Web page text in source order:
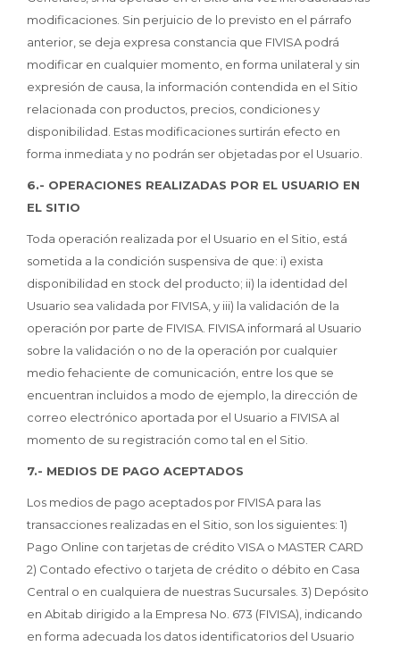
modificaciones. Sin perjuicio de lo previsto en el párrafo
anterior, se deja expresa constancia que FIVISA podrá
modificar en cualquier momento, en forma unilateral y sin
expresión de causa, la información contendida en el Sitio
relacionada con productos, precios, condiciones y
disponibilidad. Estas modificaciones surtirán efecto en
forma inmediata y no podrán ser objetadas por el Usuario.
6.- OPERACIONES REALIZADAS POR EL USUARIO EN
EL SITIO
Toda operación realizada por el Usuario en el Sitio, está
sometida a la condición suspensiva de que: i) exista
disponibilidad en stock del producto; ii) la identidad del
Usuario sea validada por FIVISA, y iii) la validación de la
operación por parte de FIVISA. FIVISA informará al Usuario
sobre la validación o no de la operación por cualquier
medio fehaciente de comunicación, entre los que se
encuentran incluidos a modo de ejemplo, la dirección de
correo electrónico aportada por el Usuario a FIVISA al
momento de su registración como tal en el Sitio.
7.- MEDIOS DE PAGO ACEPTADOS
Los medios de pago aceptados por FIVISA para las
transacciones realizadas en el Sitio, son los siguientes: 1)
Pago Online con tarjetas de crédito VISA o MASTER CARD
2) Contado efectivo o tarjeta de crédito o débito en Casa
Central o en cualquiera de nuestras Sucursales. 3) Depósito
en Abitab dirigido a la Empresa No. 673 (FIVISA), indicando
en forma adecuada los datos identificatorios del Usuario